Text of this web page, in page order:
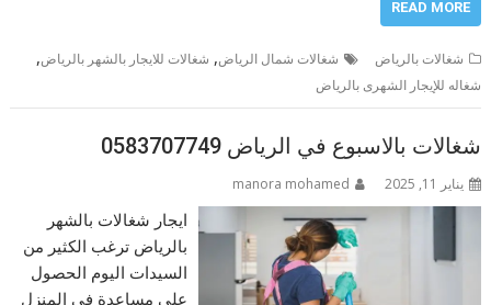
READ MORE
شغالات بالرياض شغالات شمال الرياض, شغالات للايجار بالشهر بالرياض,
شغاله للإيجار الشهرى بالرياض
شغالات بالاسبوع في الرياض 0583707749
يناير 11, 2025 manora mohamed
ايجار شغالات بالشهر
بالرياض ترغب الكثير من
السيدات اليوم الحصول
على مساعدة في المنزل